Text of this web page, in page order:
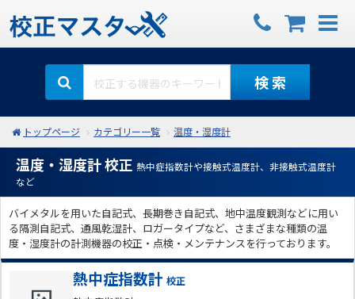
検 索
トップページ カテゴリー一覧 温度・湿度計
温度・湿度計 校正 熱中症指数計や接触式温度計、非接触式温度計
など
バイメタルを用いた自記式、長期巻き自記式、地中温度観測などに用い
る隔測自記式、通風乾湿計、ロガータイプなど、さまざまな種類の温
度・湿度計の計測機器の校正・点検・メンテナンスを行っております。
熱中症指数計 校正